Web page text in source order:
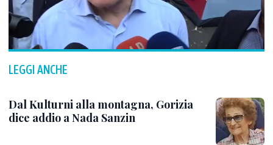
LEGGI ANCHE
Dal Kulturni alla montagna, Gorizia
dice addio a Nada Sanzin